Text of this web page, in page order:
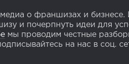
о франшизах и
и почерпнуть идеи для
мы проводим честные
на нас в соц.